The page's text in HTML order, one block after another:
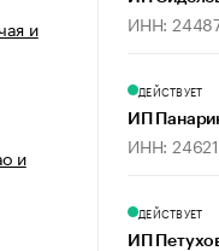
и
и
ИНН:
ДЕЙСТВУЕТ
ИП
ИНН:
ДЕЙСТВУЕТ
ИП